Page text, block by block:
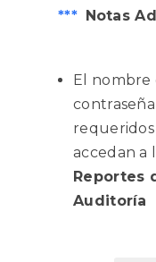
*** Notas
El nombre
accedan a
Reportes
Auditoría